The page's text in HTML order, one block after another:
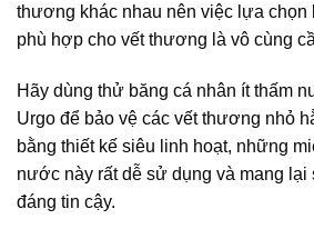
thương khác nhau nên việc lựa chọn
phù hợp cho vết thương là vô cùng
Hãy dùng thử băng cá nhân ít thấm
Urgo để bảo vệ các vết thương nhỏ
bằng thiết kế siêu linh hoạt, những
nước này rất dễ sử dụng và mang lại
đáng tin cậy.